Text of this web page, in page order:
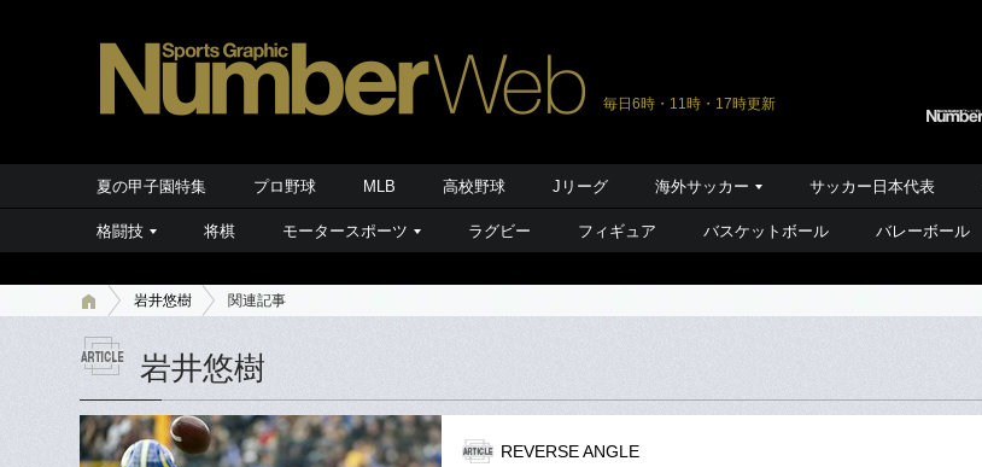
毎日6時・11時・17時更新
夏の甲子園特集 プロ野球 MLB 高校野球 Jリーグ 海外サッカー サッカー日本代表
格闘技 将棋 モータースポーツ ラグビー フィギュア バスケットボール バレーボール
岩井悠樹 関連記事
岩井悠樹
REVERSE ANGLE